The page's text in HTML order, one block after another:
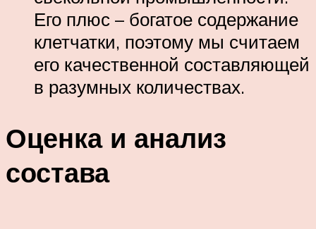
Его плюс – богатое содержание
клетчатки, поэтому мы считаем
его качественной составляющей
в разумных количествах.
Оценка и анализ
состава